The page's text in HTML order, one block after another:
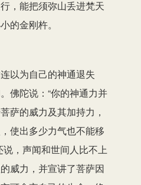
，能把须弥山丢进梵天
的金刚杵。
以为自己的神通退失
佛陀说：“你的神通力并
萨的威力及其加持力，
使出多少力气也不能移
，声闻和世间人比不上
威力，并宣讲了菩萨因